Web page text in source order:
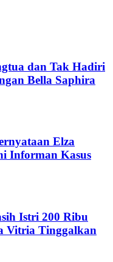
dan Tak Hadiri
Bella Saphira
Elza
Informan Kasus
Istri 200 Ribu
Vitria Tinggalkan